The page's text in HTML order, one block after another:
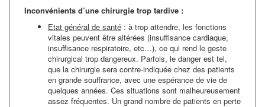
Inconvénients d’une chirurgie trop tardive :
Etat général de santé : à trop attendre, les fonctions
vitales peuvent être altérées (insuffisance cardiaque,
insuffisance respiratoire, etc…), ce qui rend le geste
chirurgical trop dangereux. Parfois, le danger est tel,
que la chirurgie sera contre-indiquée chez des patients
en grande souffrance, avec une espérance de vie de
quelques années. Ces situations sont malheureusement
assez fréquentes. Un grand nombre de patients en perte